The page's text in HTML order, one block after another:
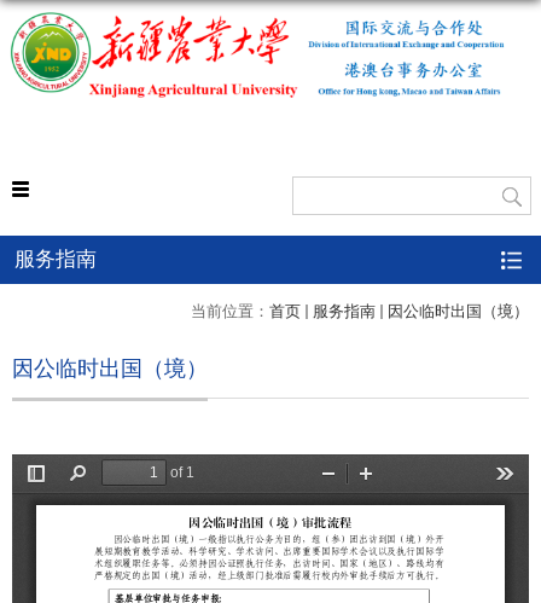
服务指南
当前位置： 首页 服务指南 因公临时出国（境）
因公临时出国（境）